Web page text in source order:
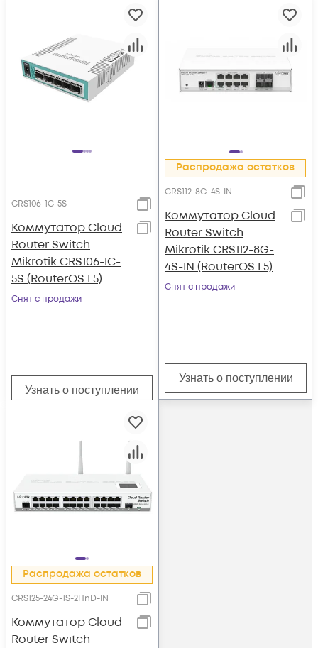
CRS106-1C-5S
Коммутатор Cloud
Router Switch
Mikrotik CRS106-1C-
5S (RouterOS L5)
Снят с продажи
Узнать о поступлении
Распродажа остатков
CRS112-8G-4S-IN
Коммутатор Cloud
Router Switch
Mikrotik CRS112-8G-
4S-IN (RouterOS L5)
Снят с продажи
Узнать о поступлении
Распродажа остатков
CRS125-24G-1S-2HnD-IN
Коммутатор Cloud
Router Switch